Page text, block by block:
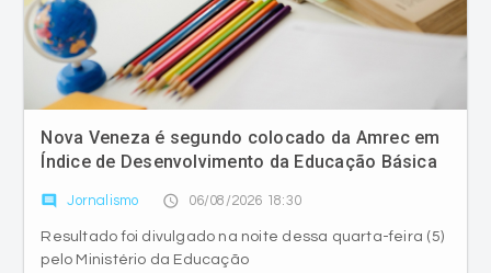
Nova Veneza é segundo colocado da Amrec em
Índice de Desenvolvimento da Educação Básica
comment Jornalismo access_time 06/08/2026 18:30
Resultado foi divulgado na noite dessa quarta-feira (5)
pelo Ministério da Educação